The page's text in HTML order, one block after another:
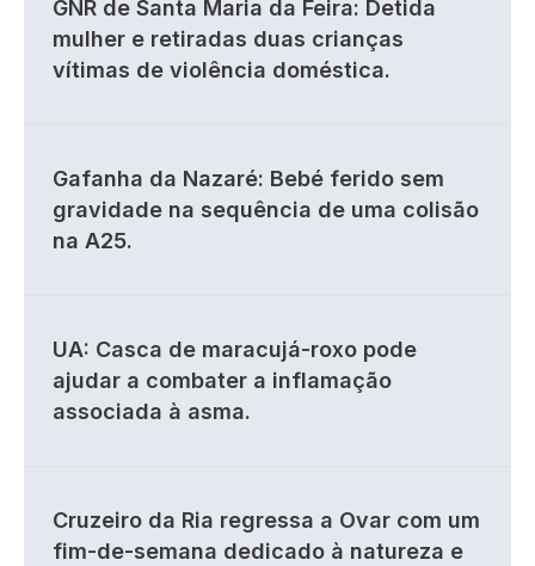
GNR de Santa Maria da Feira: Detida
mulher e retiradas duas crianças
vítimas de violência doméstica.
Gafanha da Nazaré: Bebé ferido sem
gravidade na sequência de uma colisão
na A25.
UA: Casca de maracujá-roxo pode
ajudar a combater a inflamação
associada à asma.
Cruzeiro da Ria regressa a Ovar com um
fim-de-semana dedicado à natureza e